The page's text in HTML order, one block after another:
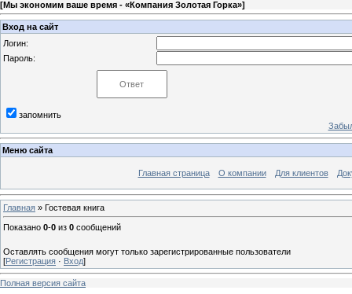
[Мы экономим ваше время - «Компания Золотая Горка»]
Вход на сайт
Логин:
Пароль:
запомнить
Меню сайта
Главная страница О компании Для клиентов
Главная » Гостевая книга
Показано 0-0 из 0 сообщений
Оставлять сообщения могут только зарегистрированные пользователи
[Регистрация · Вход]
Полная версия сайта